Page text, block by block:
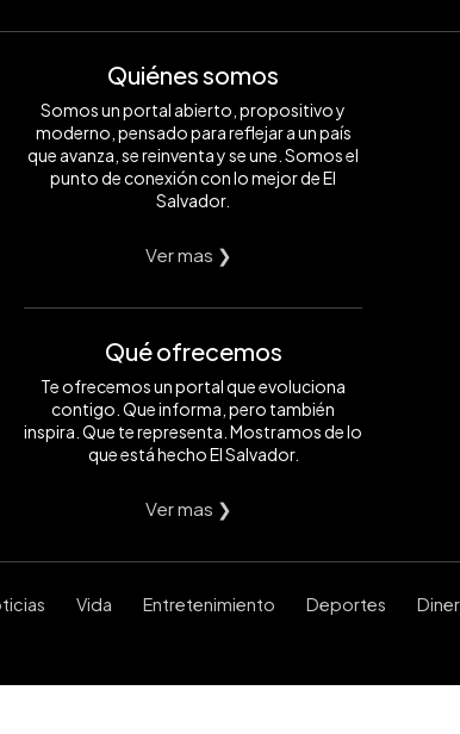
Quiénes somos
Somos un portal abierto, propositivo y
moderno, pensado para reflejar a un país
que avanza, se reinventa y se une. Somos el
punto de conexión con lo mejor de El
Salvador.
Ver mas ❯
Qué ofrecemos
Te ofrecemos un portal que evoluciona
contigo. Que informa, pero también
inspira. Que te representa. Mostramos de lo
que está hecho El Salvador.
Ver mas ❯
Vida Entretenimiento Deportes